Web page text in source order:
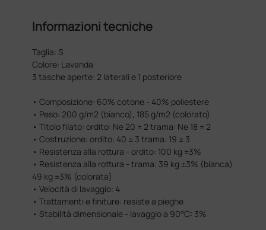
Informazioni tecniche
Taglia: S
Colore: Lavanda
3 tasche aperte: 2 laterali e 1 posteriore
• Composizione: 60% cotone - 40% poliestere
• Peso: 200 g/m2 (bianco), 185 g/m2 (colorato)
• Titolo filato: ordito: Ne 20 ± 2 trama: Ne 18 ± 2
• Costruzione: ordito: 40 ± 3 trama: 19 ± 3
• Resistenza alla rottura - ordito: 100 kg ±3%
• Resistenza alla rottura - trama: 39 kg ±3% (bianca)
49 kg ±3% (colorata)
• Velocità di lavaggio: 4
• Trattamenti e finiture: resiste a pieghe
• Stabilità dimensionale - lavaggio a 90°C: 3%